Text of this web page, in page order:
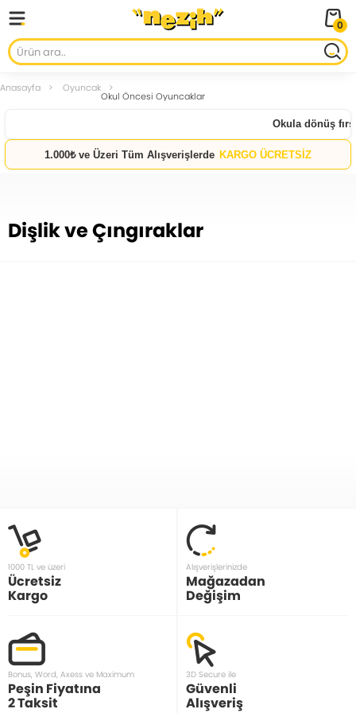
0
Anasayfa Oyuncak
Okul Öncesi Oyuncaklar
Okula dönüş
1.000₺ ve Üzeri Tüm Alışverişlerde KARGO ÜCRETSİZ
Dişlik ve Çıngıraklar
1000 TL ve üzeri
Ücretsiz
Kargo
Alışverişlerinizde
Mağazadan
Değişim
Bonus, Word, Axess ve Maximum
Peşin Fiyatına
2 Taksit
3D Secure ile
Güvenli
Alışveriş